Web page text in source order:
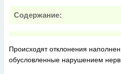
Содержание:
Происходят отклонения
обусловленные нарушением